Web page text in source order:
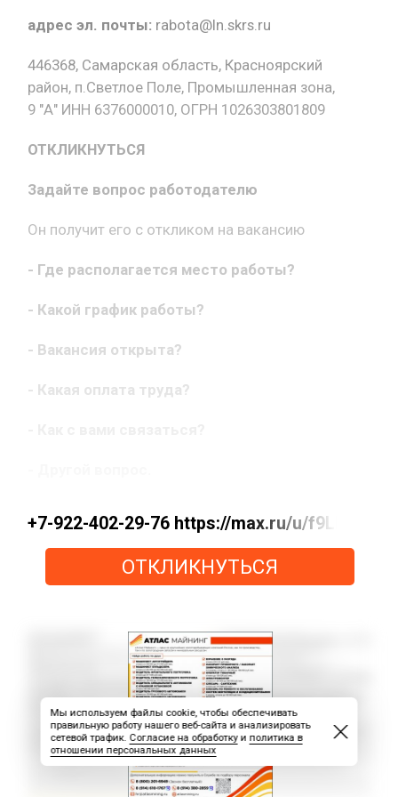
адрес эл. почты: rabota@ln.skrs.ru
446368, Самарская область, Красноярский
район, п.Светлое Поле, Промышленная зона,
9 "А" ИНН 6376000010, ОГРН 1026303801809
ОТКЛИКНУТЬСЯ
Задайте вопрос работодателю
Он получит его с откликом на вакансию
- Где располагается место работы?
- Какой график работы?
- Вакансия открыта?
- Какая оплата труда?
+7-922-402-29-76 https://max.ru/u/
ОТКЛИКНУТЬСЯ
Мы используем файлы cookie, чтобы обеспечивать
правильную работу нашего веб-сайта и анализировать
сетевой трафик. Согласие на обработкуи политика в
отношении персональных данных